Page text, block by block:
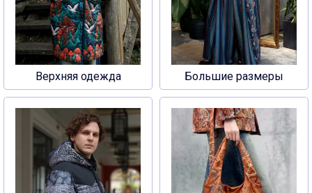
Верхняя одежда Большие размеры